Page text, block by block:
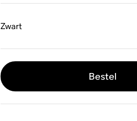
Zwart
Bestel